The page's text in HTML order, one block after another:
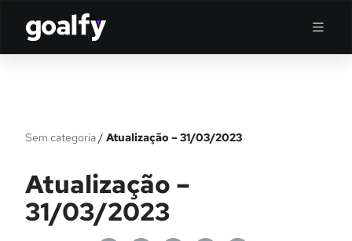
Sem categoria/ Atualização – 31/03/2023
Atualização –
31/03/2023